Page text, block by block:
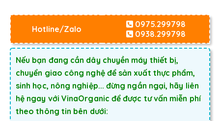
Hotline/Zalo
0975.299798
0938.299798
Nếu bạn đang cần dây chuyền máy thiết bị,
chuyển giao công nghệ để sản xuất thực phẩm,
sinh học, nông nghiệp... đừng ngần ngại, hãy liên
hệ ngay với VinaOrganic để được tư vấn miễn phí
theo thông tin bên dưới: